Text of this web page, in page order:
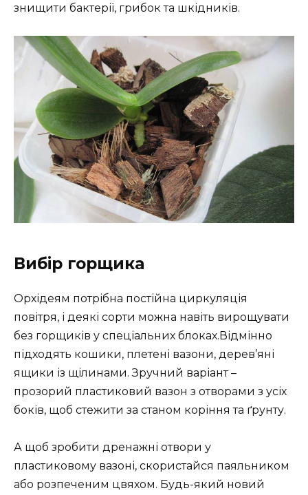
знищити бактерії, грибок та шкідників.
Вибір горщика
Орхідеям потрібна постійна циркуляція
повітря, і деякі сорти можна навіть вирощувати
без горщиків у спеціальних блоках.Відмінно
підходять кошики, плетені вазони, дерев’яні
ящики із щілинами. Зручний варіант –
прозорий пластиковий вазон з отворами з усіх
боків, щоб стежити за станом коріння та ґрунту.
А щоб зробити дренажні отвори у
пластиковому вазоні, скористайся паяльником
або розпеченим цвяхом. Будь-який новий